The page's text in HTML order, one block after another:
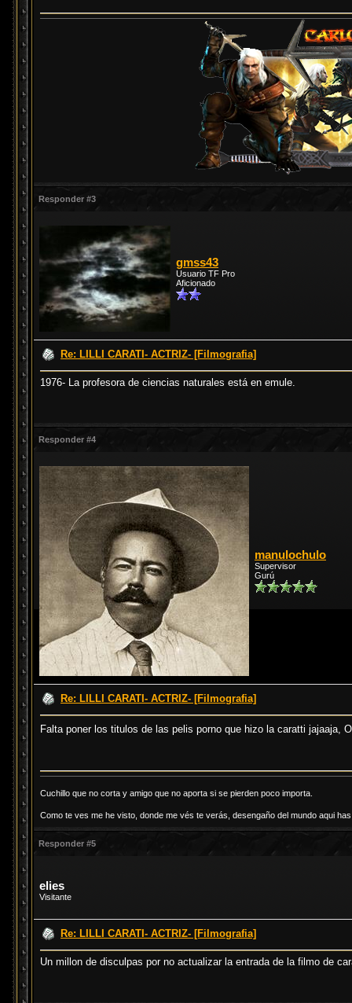
Responder #3
gmss43
Usuario TF Pro
Aficionado
Re: LILLI CARATI- ACTRIZ- [Filmografia]
1976- La profesora de ciencias naturales está en emule.
Responder #4
manulochulo
Supervisor
Gurú
Re: LILLI CARATI- ACTRIZ- [Filmografia]
Falta poner los titulos de las pelis porno que hizo la caratti jajaaja,
Cuchillo que no corta y amigo que no aporta si se pierden poco importa.
Como te ves me he visto, donde me vés te verás, desengaño del mundo aqui
Responder #5
elies
Visitante
Re: LILLI CARATI- ACTRIZ- [Filmografia]
Un millon de disculpas por no actualizar la entrada de la filmo de